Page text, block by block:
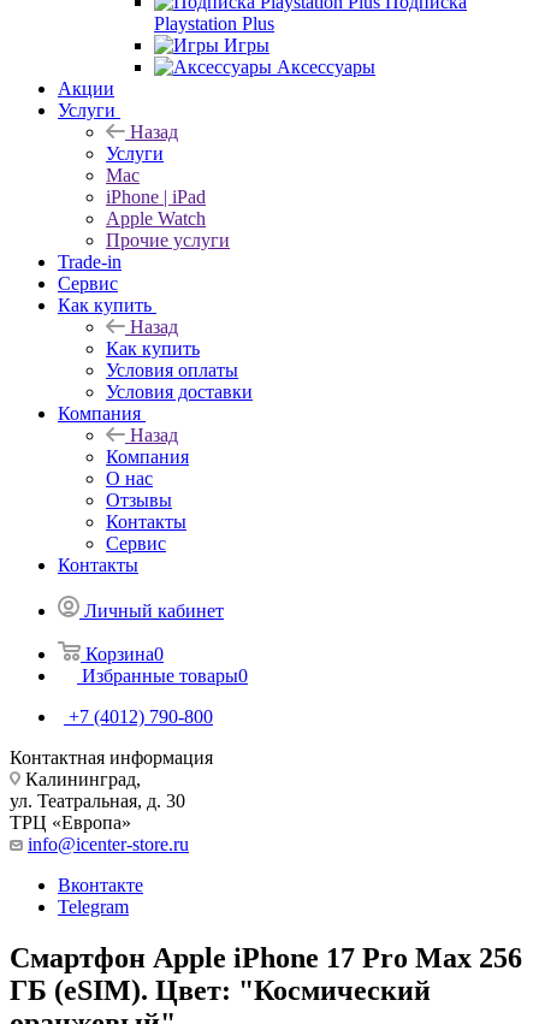
Playstation Plus
Игры
Аксессуары
Акции
Услуги
Назад
Услуги
Mac
iPhone | iPad
Apple Watch
Прочие услуги
Trade-in
Сервис
Как купить
Назад
Как купить
Условия оплаты
Условия доставки
Компания
Назад
Компания
О нас
Отзывы
Контакты
Сервис
Контакты
Личный кабинет
Корзина0
Избранные товары0
+7 (4012) 790-800
Контактная информация
Калининград,
ул. Театральная, д. 30
ТРЦ «Европа»
info@icenter-store.ru
Вконтакте
Telegram
Смартфон Apple iPhone 17 Pro Max 256
ГБ (eSIM). Цвет: "Космический